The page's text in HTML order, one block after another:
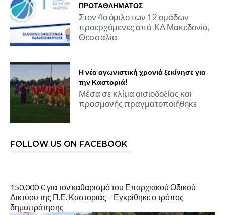
ΠΡΩΤΑΘΛΗΜΑΤΟΣ
Στον 4ο όμιλο των 12 ομάδων
προερχόμενες από ΚΔ Μακεδονία,
Θεσσαλία
Η νέα αγωνιστική χρονιά ξεκίνησε για
την Καστοριά!
Μέσα σε κλίμα αισιοδοξίας και
προσμονής πραγματοποιήθηκε
FOLLOW US ON FACEBOOK
150.000 € για τον καθαρισμό του Επαρχιακού Οδικού
Δικτύου της Π.Ε. Καστοριάς – Εγκρίθηκε ο τρόπος
δημοπράτησης